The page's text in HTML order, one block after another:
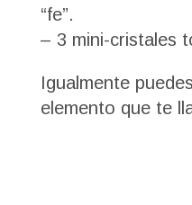
“fe”.
– 3 mini-cristales
Igualmente
elemento que te